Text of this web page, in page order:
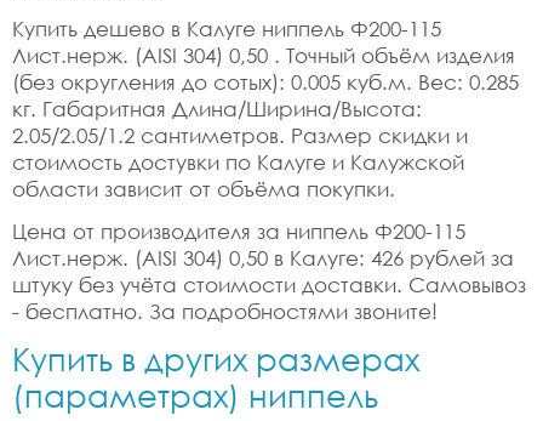
Купить дешево в Калуге ниппель Ф200-115
Лист.нерж. (AISI 304) 0,50 . Точный объём изделия
(без округления до сотых): 0.005 куб.м. Вес: 0.285
кг. Габаритная Длина/Ширина/Высота:
2.05/2.05/1.2 сантиметров. Размер скидки и
стоимость достувки по Калуге и Калужской
области зависит от объёма покупки.
Цена от производителя за ниппель Ф200-115
Лист.нерж. (AISI 304) 0,50 в Калуге: 426 рублей за
штуку без учёта стоимости доставки. Самовывоз
- бесплатно. За подробностями звоните!
Купить в других размерах
(параметрах) ниппель